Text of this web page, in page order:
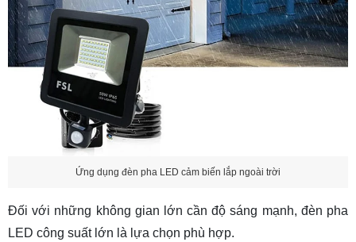
Ứng dụng đèn pha LED cảm biến lắp ngoài trời
Đối với những không gian lớn cần độ sáng mạnh, đèn pha
LED công suất lớn là lựa chọn phù hợp.